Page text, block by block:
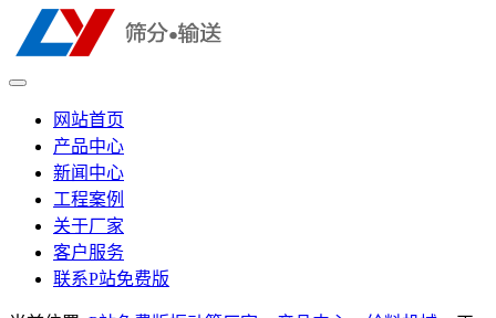
网站首页
产品中心
新闻中心
工程案例
关于厂家
客户服务
联系P站免费版